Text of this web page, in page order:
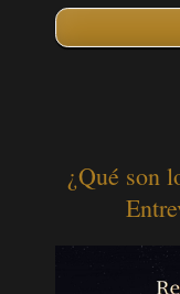
¿Qué son